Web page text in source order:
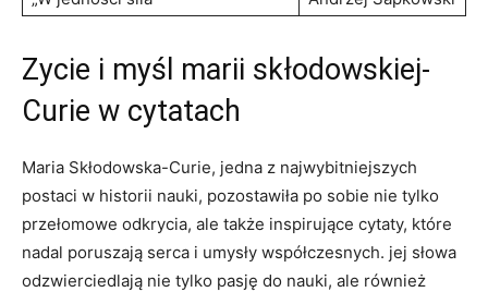
Zycie i ​myśl marii skłodowskiej-
Curie ⁣w ⁤cytatach
Maria Skłodowska-Curie, jedna z najwybitniejszych
postaci w historii nauki, ⁢pozostawiła po sobie nie tylko
przełomowe odkrycia, ale także inspirujące cytaty, które
nadal ⁢poruszają serca i umysły współczesnych. jej słowa
odzwierciedlają nie tylko pasję do nauki, ale również